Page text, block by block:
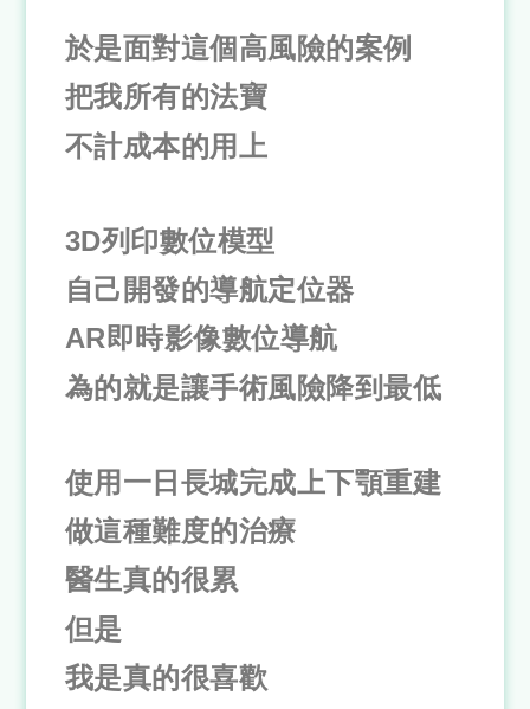
於是面對這個高風險的案例
把我所有的法寶
不計成本的用上
3D列印數位模型
自己開發的導航定位器
AR即時影像數位導航
為的就是讓手術風險降到最低
使用一日長城完成上下顎重建
做這種難度的治療
醫生真的很累
但是
我是真的很喜歡